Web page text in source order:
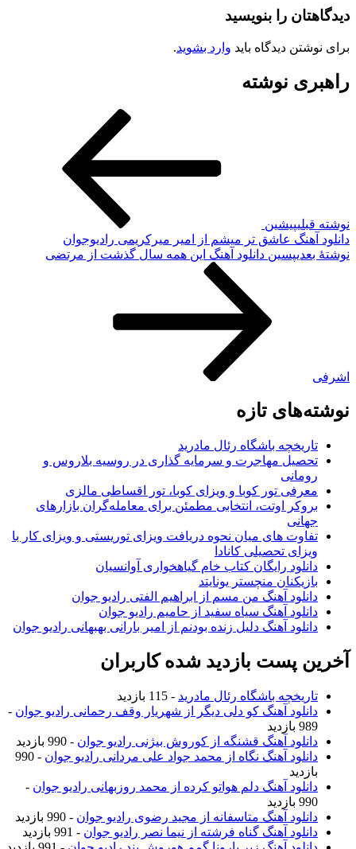
دیدگاهتان را بنویسید
برای نوشتن دیدگاه باید وارد بشوید.
راهبری نوشته
نوشته قبلیپیشین
دانلود آهنگ عاشق تر میشم از امیر میرکریمی رادیوجوان
نوشته‌ٔ بعدیپسین دانلود آهنگ این همه سال گذشت از مرتضی
اشرفی
نوشته‌های تازه
تاریخچه باشگاه رئال مادرید
تحصیل مهاجرت و سرمایه گذاری در روسیه بلاروس و
رومانی
معرفی تور کوبا و ویزای کوبا، تور اقساطی مالزی
بروکر اوتت، انتخابی مطمئن برای معامله‌گران بازارهای
جهانی
تفاوت های میان نحوه دریافت ویزای توریستی و ویزای کار با
ویزای تحصیلی کانادا
دانلود رایگان کتاب خام گیاهخواری آوانسیان
بازیکنان منچستر یونایتد
دانلود آهنگ من مسم از ابراهیم الفتی رادیو جوان
دانلود آهنگ سیاه سفید از حامیم رادیو جوان
دانلود آهنگ دلیل زنده بودنم از امیر بارانی بهبهانی رادیو جوان
آخرین پست بازدید شده کاربران
تاریخچه باشگاه رئال مادرید - 115 بازدید
دانلود آهنگ کو دلی دیگر از شهریار وقف رحمانی رادیو جوان -
989 بازدید
دانلود آهنگ قشنگه از کوروش بیژنی رادیو جوان - 990 بازدید
دانلود آهنگ نگاه از محمد جواد علی مردانی رادیو جوان
- 990
بازدید
دانلود آهنگ دلم هواتو کرده از محمد روزبهانی رادیو جوان -
990 بازدید
دانلود آهنگ متاسفانه از مجید رضوی رادیو جوان - 990 بازدید
دانلود آهنگ گناه فرشته از نیما نصر رادیو جوان - 991 بازدید